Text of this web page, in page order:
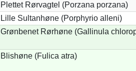
Plettet Rørvagtel (Porzana porzana)
Lille Sultanhøne (Porphyrio alleni)
Grønbenet Rørhøne (Gallinula
Blishøne (Fulica atra)